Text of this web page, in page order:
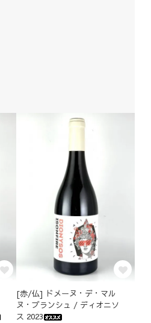
[赤/仏] ドメーヌ・デ・マル
ヌ・ブランシュ / ディオニソ
ス 2023